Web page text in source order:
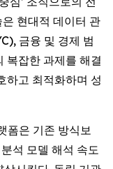
현대적 데이터 관
금융 및 경제 범
복잡한 과제를 해결
하고 최적화하며 성
은 기존 방식보
석 모델 해석 속도